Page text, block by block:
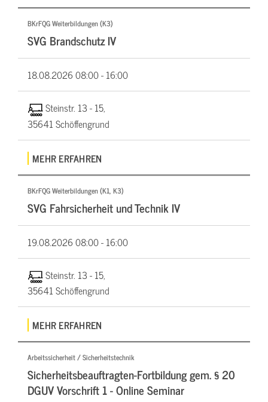
BKrFQG Weiterbildungen (K3)
SVG Brandschutz IV
18.08.202608:00 - 16:00
Steinstr. 13 - 15,
35641 Schöffengrund
MEHR ERFAHREN
BKrFQG Weiterbildungen (K1, K3)
SVG Fahrsicherheit und Technik IV
19.08.202608:00 - 16:00
Steinstr. 13 - 15,
35641 Schöffengrund
MEHR ERFAHREN
Arbeitssicherheit / Sicherheitstechnik
Sicherheitsbeauftragten-Fortbildung gem. § 20
DGUV Vorschrift 1 - Online Seminar